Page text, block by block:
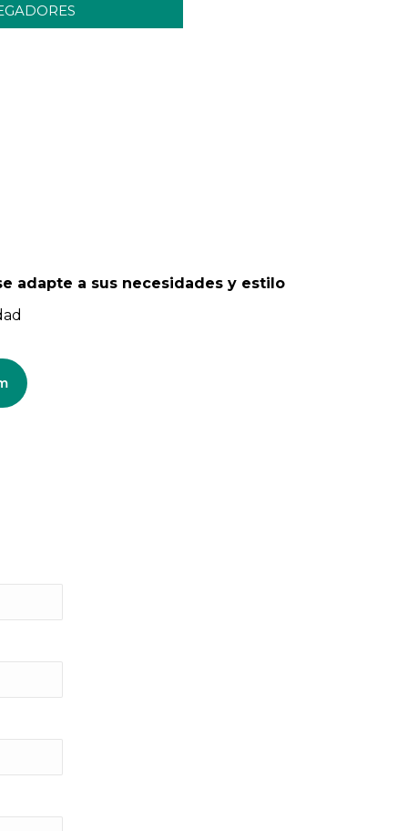
adapte a sus necesidades y estilo